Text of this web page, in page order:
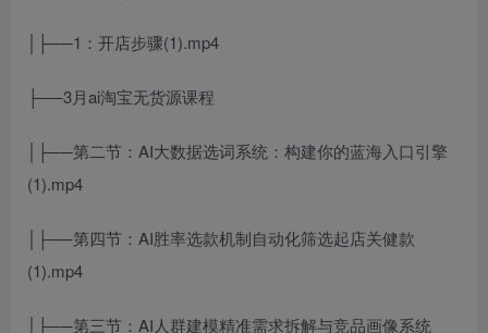
│├──1：开店步骤(1).mp4
├──3月ai淘宝无货源课程
│├──第二节：AI大数据选词系统：构建你的蓝海入口引擎
(1).mp4
│├──第四节：AI胜率选款机制自动化筛选起店关健款
(1).mp4
│├──第三节：AI人群建模精准需求拆解与竞品画像系统